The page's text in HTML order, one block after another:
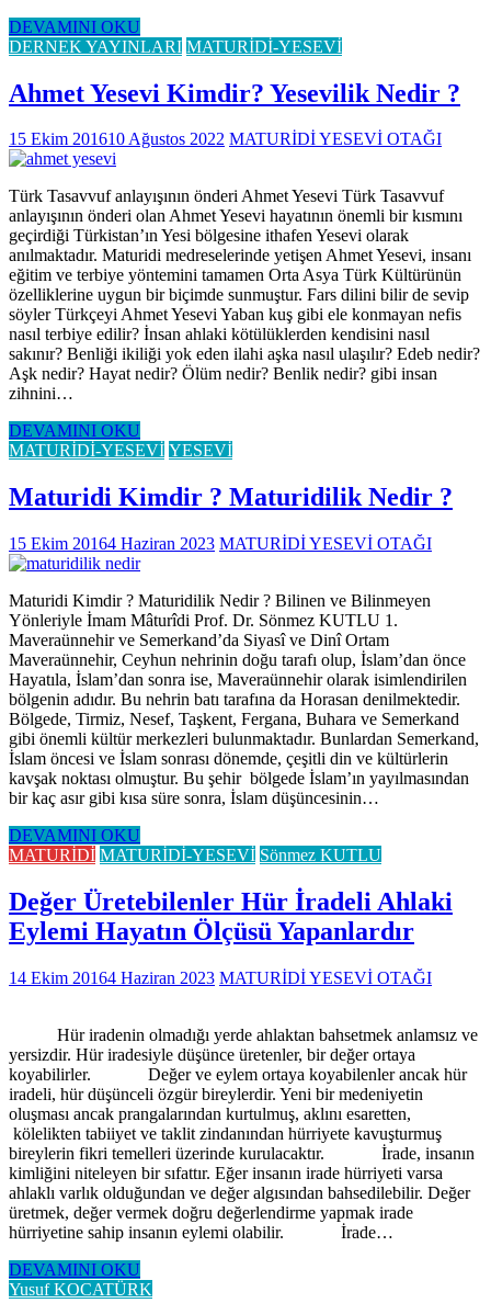
DEVAMINI OKU
DERNEK YAYINLARI MATURİDİ-YESEVİ
Ahmet Yesevi Kimdir? Yesevilik Nedir ?
15 Ekim 201610 Ağustos 2022 MATURİDİ YESEVİ OTAĞI
Türk Tasavvuf anlayışının önderi Ahmet Yesevi Türk Tasavvuf
anlayışının önderi olan Ahmet Yesevi hayatının önemli bir kısmını
geçirdiği Türkistan’ın Yesi bölgesine ithafen Yesevi olarak
anılmaktadır. Maturidi medreselerinde yetişen Ahmet Yesevi, insanı
eğitim ve terbiye yöntemini tamamen Orta Asya Türk Kültürünün
özelliklerine uygun bir biçimde sunmuştur. Fars dilini bilir de sevip
söyler Türkçeyi Ahmet Yesevi Yaban kuş gibi ele konmayan nefis
nasıl terbiye edilir? İnsan ahlaki kötülüklerden kendisini nasıl
sakınır? Benliği ikiliği yok eden ilahi aşka nasıl ulaşılır? Edeb nedir?
Aşk nedir? Hayat nedir? Ölüm nedir? Benlik nedir? gibi insan
zihnini…
DEVAMINI OKU
MATURİDİ-YESEVİ YESEVİ
Maturidi Kimdir ? Maturidilik Nedir ?
15 Ekim 20164 Haziran 2023 MATURİDİ YESEVİ OTAĞI
Maturidi Kimdir ? Maturidilik Nedir ? Bilinen ve Bilinmeyen
Yönleriyle İmam Mâturîdi Prof. Dr. Sönmez KUTLU 1.
Maveraünnehir ve Semerkand’da Siyasî ve Dinî Ortam
Maveraünnehir, Ceyhun nehrinin doğu tarafı olup, İslam’dan önce
Hayatıla, İslam’dan sonra ise, Maveraünnehir olarak isimlendirilen
bölgenin adıdır. Bu nehrin batı tarafına da Horasan denilmektedir.
Bölgede, Tirmiz, Nesef, Taşkent, Fergana, Buhara ve Semerkand
gibi önemli kültür merkezleri bulunmaktadır. Bunlardan Semerkand,
İslam öncesi ve İslam sonrası dönemde, çeşitli din ve kültürlerin
kavşak noktası olmuştur. Bu şehir bölgede İslam’ın yayılmasından
bir kaç asır gibi kısa süre sonra, İslam düşüncesinin…
DEVAMINI OKU
MATURİDİ MATURİDİ-YESEVİ Sönmez KUTLU
Değer Üretebilenler Hür İradeli Ahlaki
Eylemi Hayatın Ölçüsü Yapanlardır
14 Ekim 20164 Haziran 2023 MATURİDİ YESEVİ OTAĞI
Hür iradenin olmadığı yerde ahlaktan bahsetmek anlamsız ve
yersizdir. Hür iradesiyle düşünce üretenler, bir değer ortaya
koyabilirler. Değer ve eylem ortaya koyabilenler ancak hür
iradeli, hür düşünceli özgür bireylerdir. Yeni bir medeniyetin
oluşması ancak prangalarından kurtulmuş, aklını esaretten,
kölelikten tabiiyet ve taklit zindanından hürriyete kavuşturmuş
bireylerin fikri temelleri üzerinde kurulacaktır. İrade, insanın
kimliğini niteleyen bir sıfattır. Eğer insanın irade hürriyeti varsa
ahlaklı varlık olduğundan ve değer algısından bahsedilebilir. Değer
üretmek, değer vermek doğru değerlendirme yapmak irade
hürriyetine sahip insanın eylemi olabilir. İrade…
DEVAMINI OKU
Yusuf KOCATÜRK